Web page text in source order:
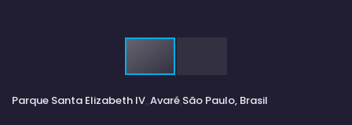
Parque Santa Elizabeth IV Avaré São Paulo, Brasil